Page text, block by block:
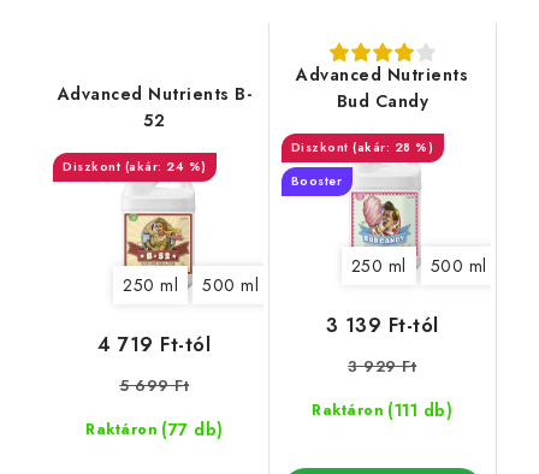
Advanced Nutrients B-
52
(akár: 24 %)
250 ml 500 ml
Raktáron (77 db)
4 719 Ft-tól
5 699 Ft
Advanced Nutrients
Bud Candy
(akár: 28 %)
Booster
250 ml 500 ml
Raktáron (111 db)
3 139 Ft-tól
3 929 Ft